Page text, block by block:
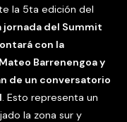
la 5ta edición del
jornada del Summit
con la
Barrenengoa y
de un conversatorio
. Esto representa un
la zona sur y